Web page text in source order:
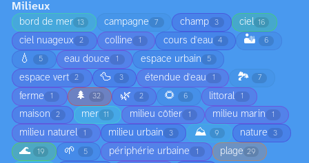
Milieux
bord de mer 13 campagne 7 champ 3 ciel 16
ciel nuageux 2 colline 1 cours d'eau 4 🏜️ 6
💧 5 eau douce 1 espace urbain 5
espace vert 2 🦆 3 étendue d'eau 1 🏞️ 7
ferme 1 🌲 32 🌿 2 🌻 6 littoral 1
maison 2 mer 11 milieu côtier 1 milieu marin 1
milieu naturel 1 milieu urbain 3 ⛰️ 9 nature 3
🌊 19 🌱 5 périphérie urbaine 1 plage 29